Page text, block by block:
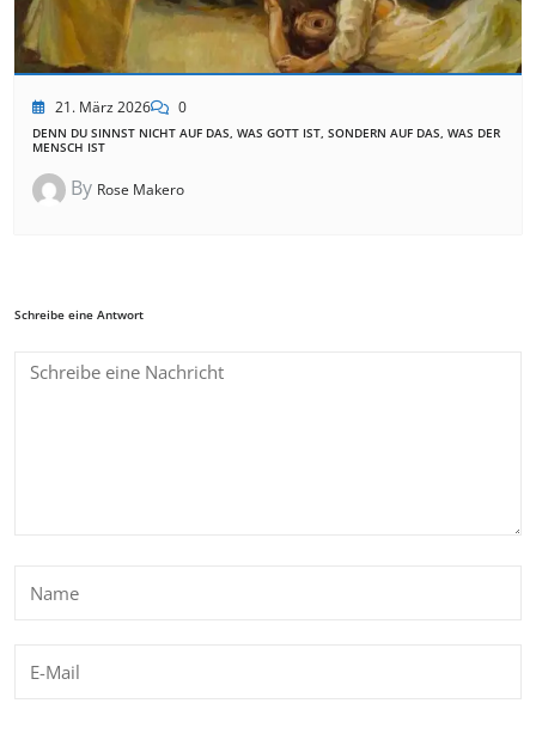
21. März 2026 0
DENN DU SINNST NICHT AUF DAS, WAS GOTT IST, SONDERN AUF DAS, WAS DER
MENSCH IST
By Rose Makero
Schreibe eine Antwort